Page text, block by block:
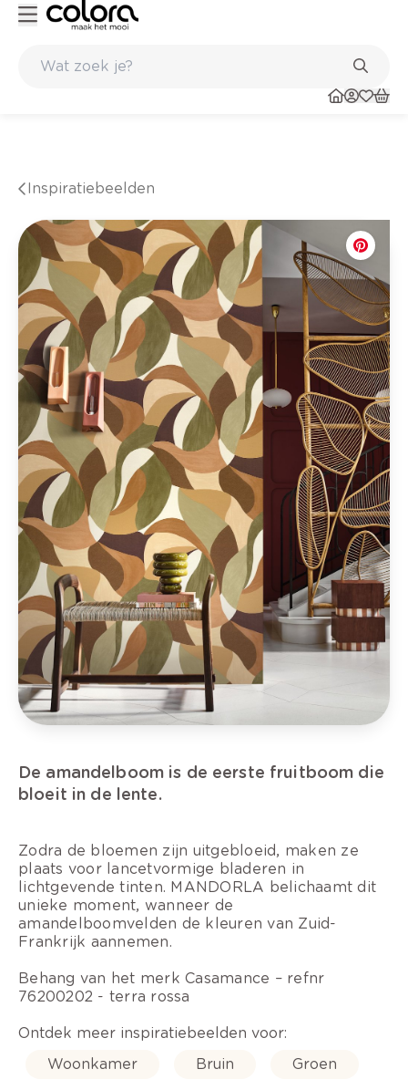
Inspiratiebeelden
De amandelboom is de eerste fruitboom die
bloeit in de lente.
Zodra de bloemen zijn uitgebloeid, maken ze
plaats voor lancetvormige bladeren in
lichtgevende tinten. MANDORLA belichaamt dit
unieke moment, wanneer de
amandelboomvelden de kleuren van Zuid-
Frankrijk aannemen.
Behang van het merk Casamance – refnr
76200202 - terra rossa
Ontdek meer inspiratiebeelden voor:
Woonkamer
Bruin Groen